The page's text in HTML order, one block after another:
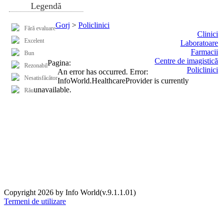
Legendă
Fără evaluare
Excelent
Bun
Rezonabil
Nesatisfăcător
Rău
Gorj > Policlinici
Clinici
Laboratoare
Farmacii
Centre de imagistică
Policlinici
Pagina:
An error has occurred. Error:
InfoWorld.HealthcareProvider is currently
unavailable.
Copyright 2026 by Info World(v.9.1.1.01)
Termeni de utilizare